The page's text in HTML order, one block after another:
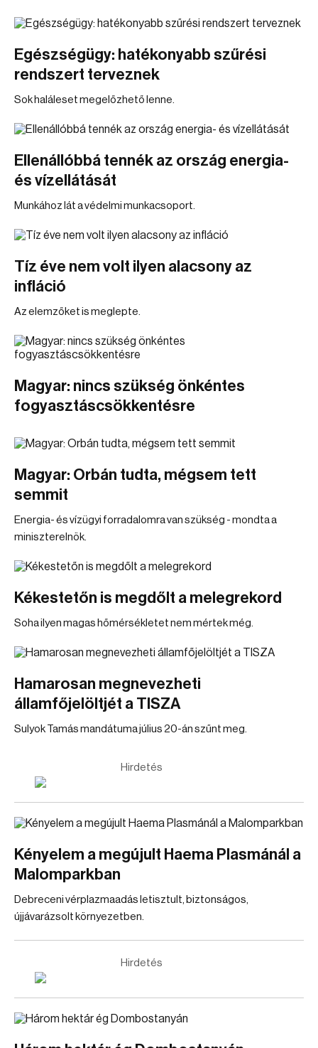
Egészségügy: hatékonyabb szűrési
rendszert terveznek
Sok haláleset megelőzhető lenne.
Ellenállóbbá tennék az ország energia-
és vízellátását
Munkához lát a védelmi munkacsoport.
Tíz éve nem volt ilyen alacsony az
infláció
Az elemzőket is meglepte.
Magyar: nincs szükség önkéntes
fogyasztáscsökkentésre
Magyar: Orbán tudta, mégsem tett
semmit
Energia- és vízügyi forradalomra van szükség - mondta a
miniszterelnök.
Kékestetőn is megdőlt a melegrekord
Soha ilyen magas hőmérsékletet nem mértek még.
Hamarosan megnevezheti
államfőjelöltjét a TISZA
Sulyok Tamás mandátuma július 20-án szűnt meg.
Hirdetés
Kényelem a megújult Haema Plasmánál a
Malomparkban
Debreceni vérplazmaadás letisztult, biztonságos,
újjávarázsolt környezetben.
Hirdetés